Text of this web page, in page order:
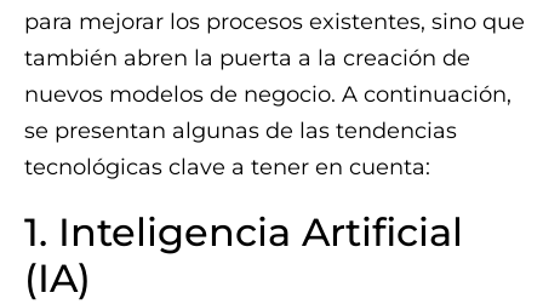
para mejorar los procesos existentes, sino que
también abren la puerta a la creación de
nuevos modelos de negocio. A continuación,
se presentan algunas de las tendencias
tecnológicas clave a tener en cuenta:
1. Inteligencia Artificial
(IA)